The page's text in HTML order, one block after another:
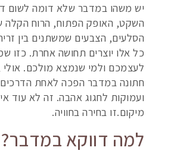
יש משהו במדבר שלא דומה לשום
השקט, האופק הפתוח, הרוח הקלה
הסלעים, הצבעים שמשתנים בין
כל אלו יוצרים תחושה אחרת. כזו
לעצמכם ולמי שנמצא מולכם. אולי
חתונה במדבר הפכה לאחת הדרכים
ועמוקות לחגוג אהבה. זה לא עוד
מיקום.זו בחירה בחוויה.
למה דווקא במדבר?